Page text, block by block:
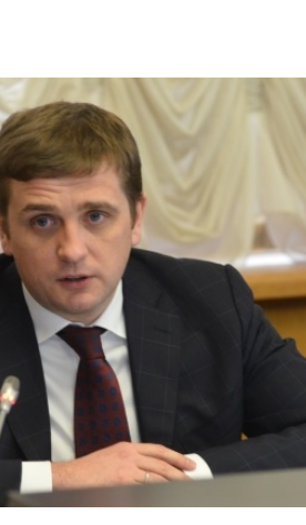
литература
экспедиция
нравственных ценностей
мире